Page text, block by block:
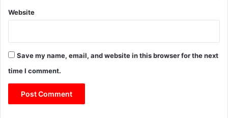
Website
Save my name, email, and website in this browser for the next
time I comment.